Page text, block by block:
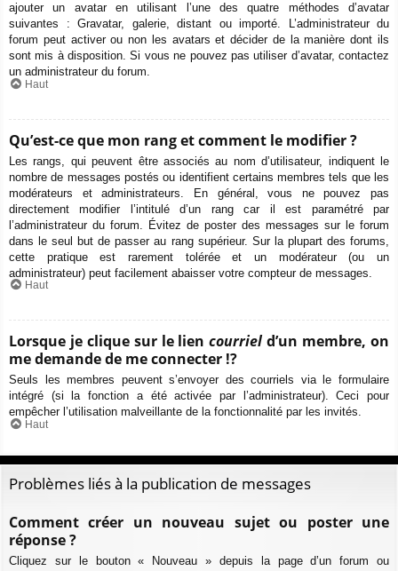
ajouter un avatar en utilisant l’une des quatre méthodes d’avatar
suivantes : Gravatar, galerie, distant ou importé. L’administrateur du
forum peut activer ou non les avatars et décider de la manière dont ils
sont mis à disposition. Si vous ne pouvez pas utiliser d’avatar, contactez
un administrateur du forum.
Haut
Qu’est-ce que mon rang et comment le modifier ?
Les rangs, qui peuvent être associés au nom d’utilisateur, indiquent le
nombre de messages postés ou identifient certains membres tels que les
modérateurs et administrateurs. En général, vous ne pouvez pas
directement modifier l’intitulé d’un rang car il est paramétré par
l’administrateur du forum. Évitez de poster des messages sur le forum
dans le seul but de passer au rang supérieur. Sur la plupart des forums,
cette pratique est rarement tolérée et un modérateur (ou un
administrateur) peut facilement abaisser votre compteur de messages.
Haut
Lorsque je clique sur le liencourrield’un membre, on
me demande de me connecter !?
Seuls les membres peuvent s’envoyer des courriels via le formulaire
intégré (si la fonction a été activée par l’administrateur). Ceci pour
empêcher l’utilisation malveillante de la fonctionnalité par les invités.
Haut
Problèmes liés à la publication de messages
Comment créer un nouveau sujet ou poster une
réponse ?
Cliquez sur le bouton « Nouveau » depuis la page d’un forum ou